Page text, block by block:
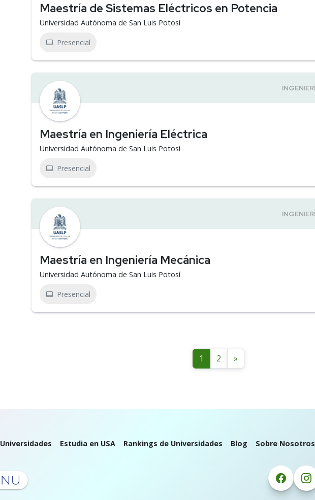
Maestría de Sistemas Eléctricos en Potencia
Universidad Autónoma de San Luis Potosí
Presencial
Maestría en Ingeniería Eléctrica
Universidad Autónoma de San Luis Potosí
Presencial
Maestría en Ingeniería Mecánica
Universidad Autónoma de San Luis Potosí
Presencial
1 2 »
Universidades Estudia en USA Rankings de Universidades Blog Sobre Nosotros